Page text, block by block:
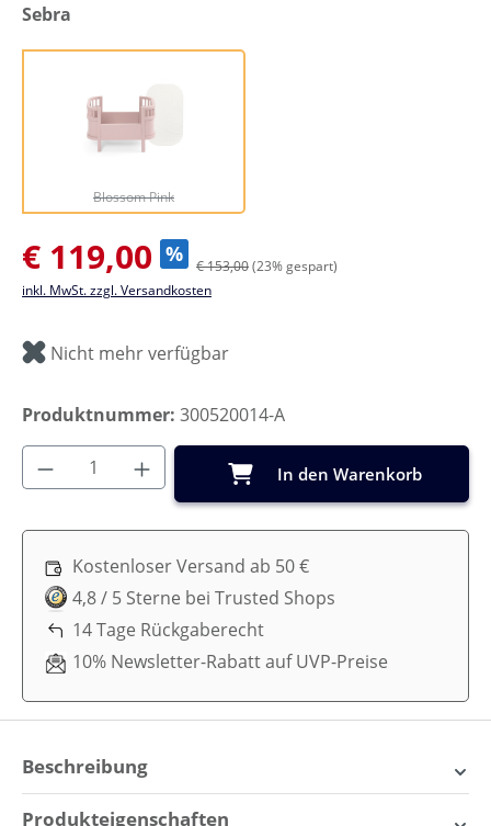
auswählen
Sebra
Blossom Pink
Blossom Pink
(Diese Option ist zurzeit nicht verfügbar.)
Verkaufspreis:
€ 119,00 % € 153,00(23% gespart)
inkl. MwSt. zzgl. Versandkosten
Nicht mehr verfügbar
Produktnummer: 300520014-A
Produkt Anzahl: Gib den gewünschten
In den Warenkorb
Kostenloser Versand ab 50 €
4,8 / 5 Sterne bei Trusted Shops
14 Tage Rückgaberecht
10% Newsletter-Rabatt auf UVP-Preise
Beschreibung
Sebra Puppenbett inkl.
Produkteigenschaften